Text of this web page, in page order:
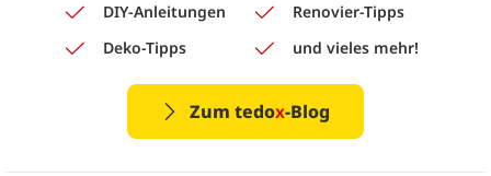
DIY-Anleitungen
Renovier-Tipps
Deko-Tipps
und vieles mehr!
Zum tedox-Blog